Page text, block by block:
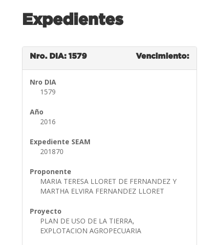
Expedientes
Nro. DIA: 1579 Vencimiento:
Nro DIA
1579
Año
2016
Expediente SEAM
201870
Proponente
MARIA TERESA LLORET DE FERNANDEZ Y
MARTHA ELVIRA FERNANDEZ LLORET
Proyecto
PLAN DE USO DE LA TIERRA,
EXPLOTACION AGROPECUARIA